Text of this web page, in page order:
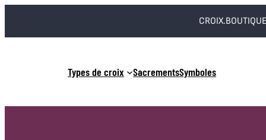
Types de croix SacrementsSymboles